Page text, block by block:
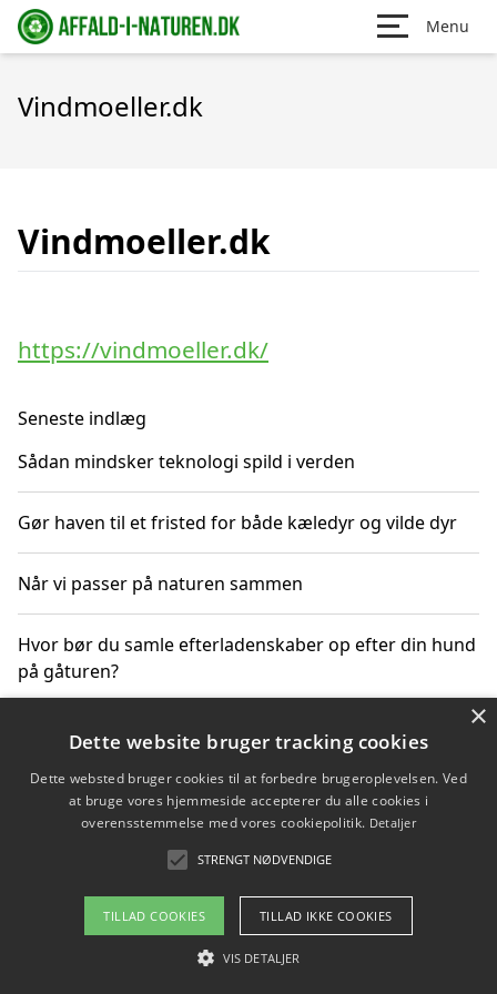
Menu
Vindmoeller.dk
Vindmoeller.dk
https://vindmoeller.dk/
Seneste indlæg
Sådan mindsker teknologi spild i verden
Gør haven til et fristed for både kæledyr og vilde dyr
Når vi passer på naturen sammen
Hvor bør du samle efterladenskaber op efter din hund
på gåturen?
Sådan rydder du effektivt op efter et stort event
Copyright 2026 - Pilanto Aps
Om / kontakt
Blog Betingelser
×
Dette website bruger tracking cookies
Dette websted bruger cookies til at forbedre brugeroplevelsen. Ved
at bruge vores hjemmeside accepterer du alle cookies i
overensstemmelse med vores cookiepolitik. Detaljer
STRENGT NØDVENDIGE
TILLAD COOKIES TILLAD IKKE COOKIES
VIS DETALJER